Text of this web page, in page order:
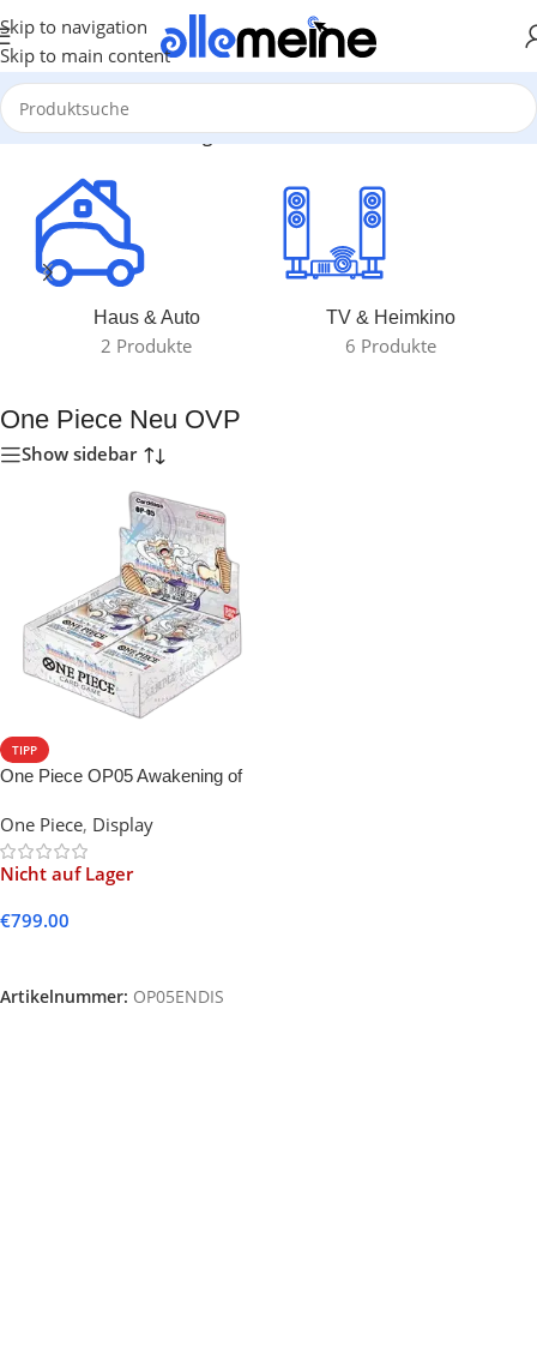
Skip to navigation
Skip to main content
Start/Produkte verschlagwortet mit „One Piece Neu OVP“
Haus & Auto
2 Produkte
TV & Heimkino
6 Produkte
One Piece Neu OVP
Show sidebar
TIPP
One Piece OP05 Awakening of
One Piece, Display
Nicht auf Lager
€799.00
Artikelnummer: OP05ENDIS